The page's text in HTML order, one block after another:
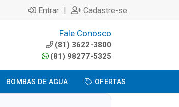
Entrar | Cadastre-se
Fale Conosco
(81) 3622-3800
(81) 98277-5325
BOMBAS DE AGUA OFERTAS